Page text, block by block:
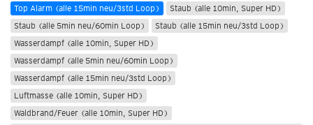
Top Alarm (alle 15min neu/3std Loop)
Staub (alle 10min, Super HD)
Staub (alle 5min neu/60min Loop)
Staub (alle 15min neu/3std Loop)
Wasserdampf (alle 10min, Super HD)
Wasserdampf (alle 5min neu/60min Loop)
Wasserdampf (alle 15min neu/3std Loop)
Luftmasse (alle 10min, Super HD)
Waldbrand/Feuer (alle 10min, Super HD)